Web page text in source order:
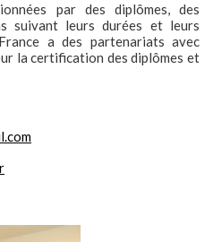
par des diplômes, des
suivant leurs durées et leurs
a des partenariats avec
la certification des diplômes et